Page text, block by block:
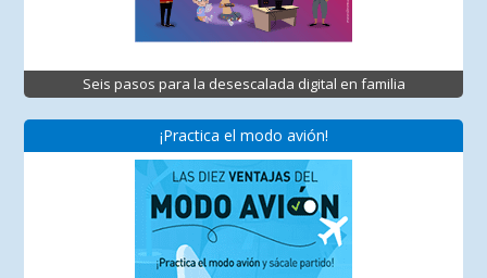
Seis pasos para la desescalada digital en familia
¡Practica el modo avión!